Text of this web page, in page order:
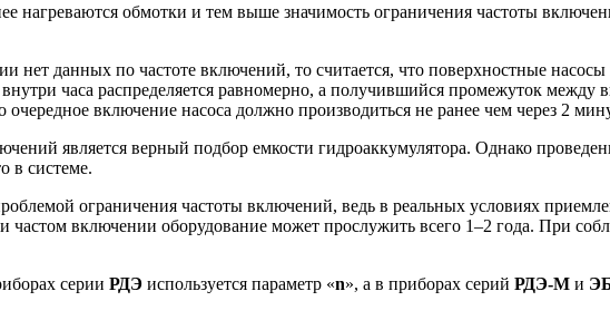
нагреваются обмотки и тем выше значимость ограничения частоты
нет данных по частоте включений, то считается, что поверхностные
часа распределяется равномерно, а получившийся промежуток
очередное включение насоса должно производиться не ранее чем через 2
является верный подбор емкости гидроаккумулятора. Однако
в системе.
ограничения частоты включений, ведь в реальных условиях
включении оборудование может прослужить всего 1–2 года. При
серии РДЭ используется параметр «n», а в приборах серий РДЭ-М и